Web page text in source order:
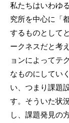
私たちはいわゆ
究所を中心に「
するものとして
ークネスだと考
ョンによってテ
なものにしてい
い、つまり課題
す。そういた状
し、課題発見の